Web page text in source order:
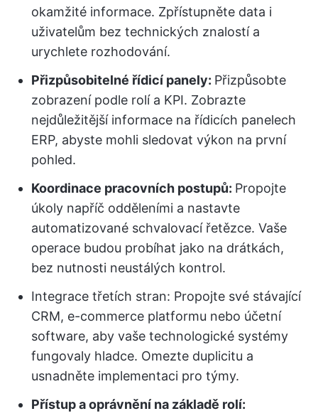
okamžité informace. Zpřístupněte data i
uživatelům bez technických znalostí a
urychlete rozhodování.
Přizpůsobitelné řídicí panely: Přizpůsobte
zobrazení podle rolí a KPI. Zobrazte
nejdůležitější informace na řídicích panelech
ERP, abyste mohli sledovat výkon na první
pohled.
Koordinace pracovních postupů: Propojte
úkoly napříč odděleními a nastavte
automatizované schvalovací řetězce. Vaše
operace budou probíhat jako na drátkách,
bez nutnosti neustálých kontrol.
Integrace třetích stran: Propojte své stávající
CRM, e-commerce platformu nebo účetní
software, aby vaše technologické systémy
fungovaly hladce. Omezte duplicitu a
usnadněte implementaci pro týmy.
Přístup a oprávnění na základě rolí: